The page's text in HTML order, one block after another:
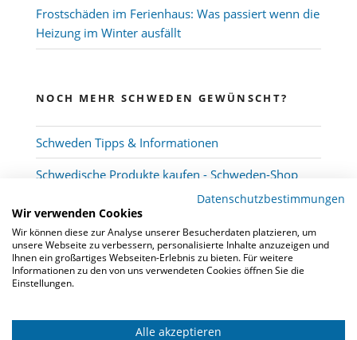
Frostschäden im Ferienhaus: Was passiert wenn die
Heizung im Winter ausfällt
NOCH MEHR SCHWEDEN GEWÜNSCHT?
Schweden Tipps & Informationen
Schwedische Produkte kaufen - Schweden-Shop
Datenschutzbestimmungen
Wir verwenden Cookies
Wir können diese zur Analyse unserer Besucherdaten platzieren, um
unsere Webseite zu verbessern, personalisierte Inhalte anzuzeigen und
Ihnen ein großartiges Webseiten-Erlebnis zu bieten. Für weitere
Informationen zu den von uns verwendeten Cookies öffnen Sie die
Einstellungen.
Alle akzeptieren